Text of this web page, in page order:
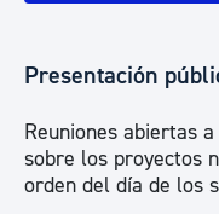
Presentación
Reuniones abiertas
sobre los proyectos
orden del día de los